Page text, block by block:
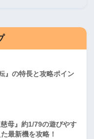
』の特長と攻略ポイン
慈母』約1/79の遊びやす
最新機を攻略！